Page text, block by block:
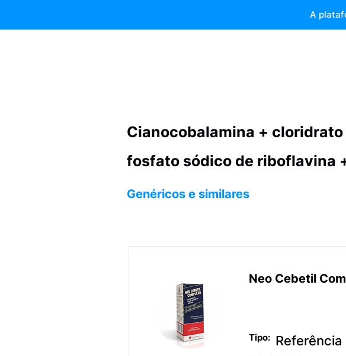
A
Cianocobalamina +
fosfato sódico de riboflavina
Genéricos e similares
Neo Cebetil
Tipo: Referência